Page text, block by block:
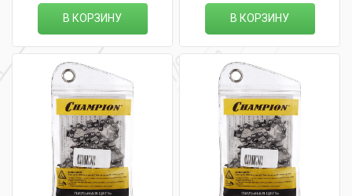
В КОРЗИНУ В КОРЗИНУ